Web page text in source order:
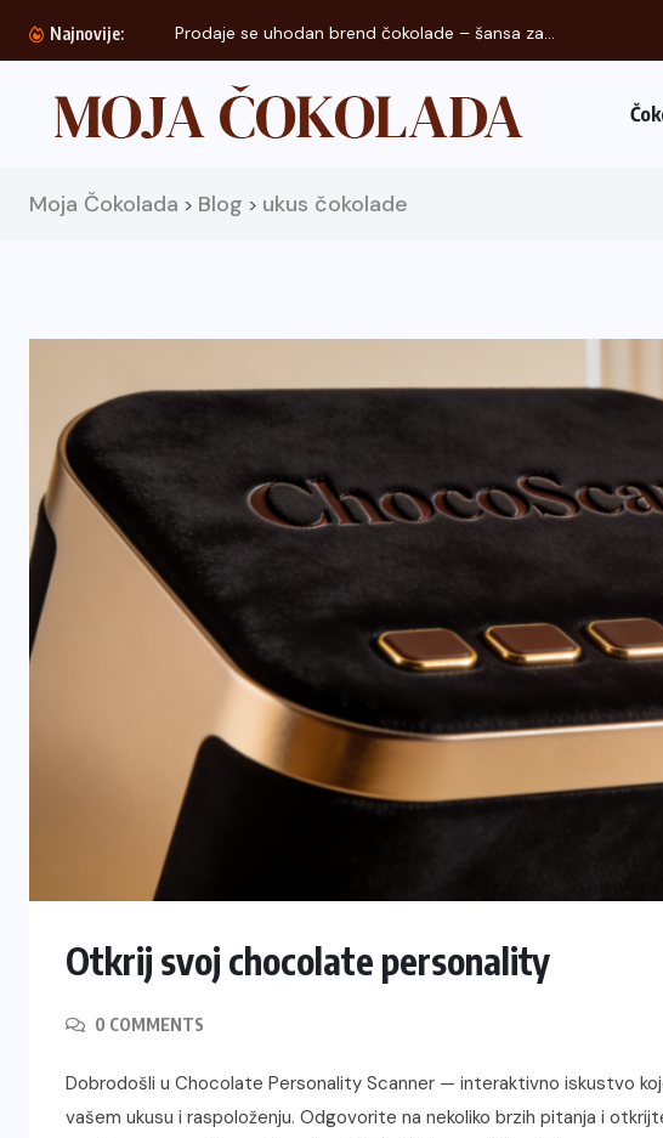
Najnovije: Prodaje se uhodan brend čokolade – šansa za...
Moja Čokolada > Blog > ukus čokolade
Otkrij svoj chocolate personality
0 COMMENTS
Dobrodošli u Chocolate Personality Scanner — interaktivno iskustvo
vašem ukusu i raspoloženju. Odgovorite na nekoliko brzih pitanja i